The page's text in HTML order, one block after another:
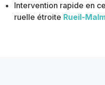
Intervention rapide en
ruelle étroite Rueil-